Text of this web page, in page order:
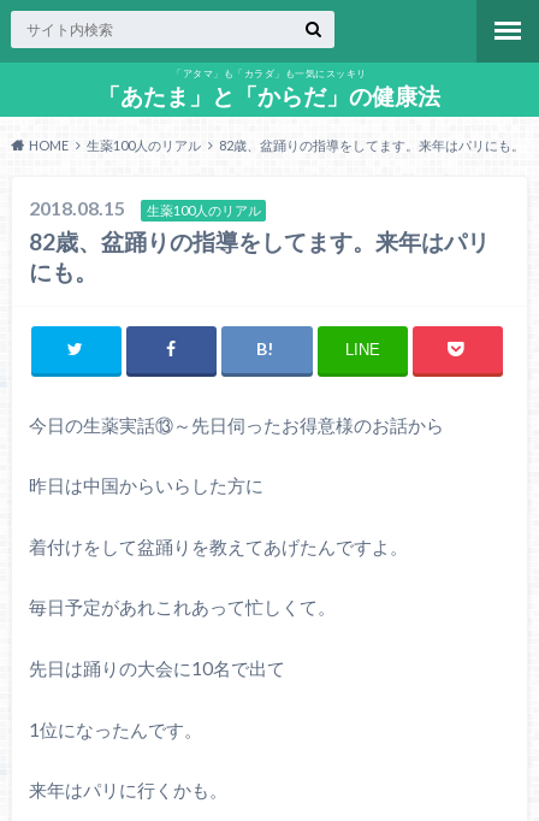
「アタマ」も「カラダ」も一気にスッキリ
「あたま」と「からだ」の健康法
HOME 生薬100人のリアル 82歳、盆踊りの指導をしてます。来年はパリにも。
2018.08.15 生薬100人のリアル
82歳、盆踊りの指導をしてます。来年はパリ
にも。
LINE
今日の生薬実話⑬～先日伺ったお得意様のお話から
昨日は中国からいらした方に
着付けをして盆踊りを教えてあげたんですよ。
毎日予定があれこれあって忙しくて。
先日は踊りの大会に10名で出て
1位になったんです。
来年はパリに行くかも。